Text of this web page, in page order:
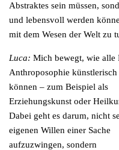
Abstraktes sein müssen,
und lebensvoll werden
mit dem Wesen der Welt zu
Luca: Mich bewegt, wie alle
Anthroposophie künstlerisch
können – zum Beispiel als
Erziehungskunst oder
Dabei geht es darum, nicht
eigenen Willen einer Sache
aufzuzwingen, sondern